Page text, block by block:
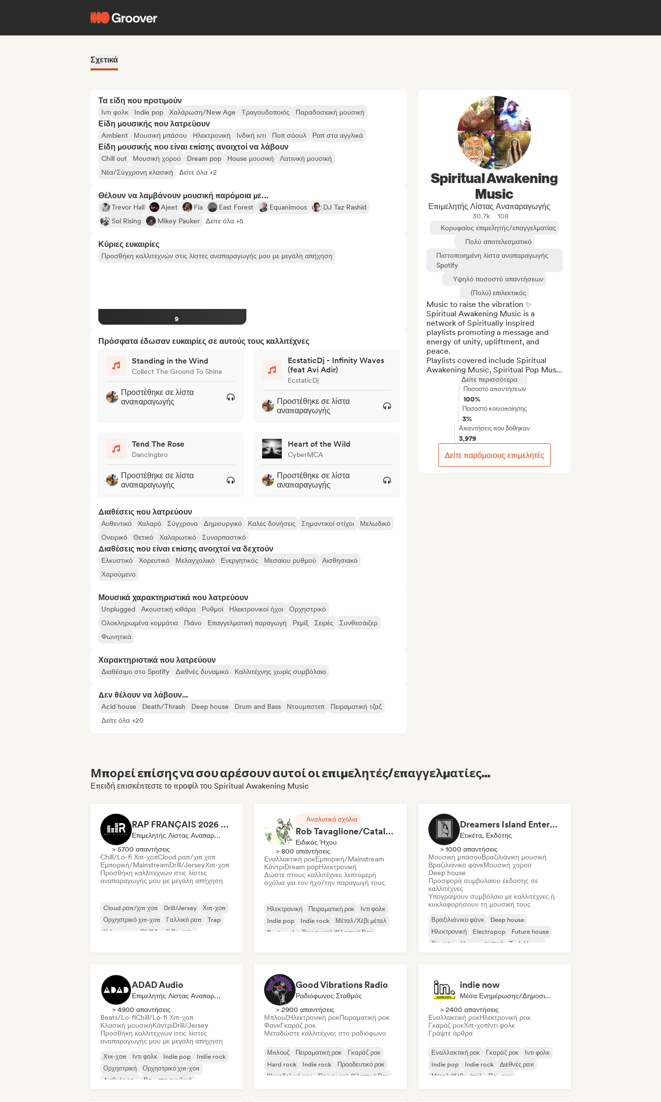
Σχετικά
Τα είδη που προτιμούν
Ιντι φολκ Indie pop Χαλάρωση/New Age Τραγουδοποιός Παραδοσιακή μουσική
Είδη μουσικής που λατρεύουν
Ambient Μουσική μπάσου Ηλεκτρονική Ινδική ιντι Ποπ σόουλ Ραπ στα αγγλικά
Είδη μουσικής που είναι επίσης ανοιχτοί να λάβουν
Chill out Μουσική χορού Dream pop House μουσική
Λατινική μουσική
Νέα/Σύγχρονη κλασική
Δείτε όλα +2
Θέλουν να λαμβάνουν μουσική παρόμοια με…
Trevor Hall Ajeet Fia East Forest Equanimous
DJ Taz Rashid
Sol Rising
Mikey Pauker Δείτε όλα +5
Κύριες ευκαιρίες
Προσθήκη καλλιτεχνών στις λίστες αναπαραγωγής μου με μεγάλη απήχηση
9
Πρόσφατα έδωσαν ευκαιρίες σε αυτούς τους καλλιτέχνες
Standing in the Wind
Collect The Ground To Shine
Προστέθηκε σε λίστα
αναπαραγωγής
EcstaticDj - Infinity Waves
(feat Avi Adir)
EcstaticDj
Προστέθηκε σε λίστα
αναπαραγωγής
Tend The Rose
Dancingbro
Προστέθηκε σε λίστα
αναπαραγωγής
Heart of the Wild
CyberMCA
Προστέθηκε σε λίστα
αναπαραγωγής
Διαθέσεις που λατρεύουν
Αυθεντικό Χαλαρό Σύγχρονο Δημιουργικό Καλές δονήσεις Σημαντικοί στίχοι
Μελωδικό
Ονειρικό
Θετικό Χαλαρωτικό Συναρπαστικό
Διαθέσεις που είναι επίσης ανοιχτοί να δεχτούν
Ελκυστικό Χορευτικό Μελαγχολικό Ενεργητικός Μεσαίου ρυθμού
Αισθησιακό
Χαρούμενο
Μουσικά χαρακτηριστικά που λατρεύουν
Unplugged Ακουστική κιθάρα Ρυθμοί Ηλεκτρονικοί ήχοι
Ορχηστρικό
Ολοκληρωμένα κομμάτια
Πιάνο Επαγγελματική παραγωγή Ρεμίξ Σειρές
Συνθεσάιζερ
Φωνητικά
Χαρακτηριστικά που λατρεύουν
Διαθέσιμο στο Spotify Διεθνές δυναμικό Καλλιτέχνης χωρίς συμβόλαιο
Δεν θέλουν να λάβουν...
Acid house Death/Thrash Deep house Drum and Bass Ντουμπστεπ
Πειραματική τζαζ
Δείτε όλα +20
Spiritual Awakening
Music
Επιμελητής Λίστας Αναπαραγωγής
30.7k
108
Κορυφαίος επιμελητής/επαγγελματίας
Πολύ αποτελεσματικό
Πιστοποιημένη λίστα αναπαραγωγής
Spotify
Υψηλό ποσοστό απαντήσεων
(Πολύ) επιλεκτικός
Music to raise the vibration ✨
Spiritual Awakening Music is a
network of Spiritually inspired
playlists promoting a message and
energy of unity, upliftment, and
peace.
Playlists covered include Spiritual
Awakening Music, Spiritual Pop Mus...
Δείτε περισσότερα
Ποσοστό απαντήσεων
100%
Ποσοστό κοινοποίησης
3%
Απαντήσεις που δόθηκαν
3,979
Δείτε παρόμοιους επιμελητές
Μπορεί επίσης να σου αρέσουν αυτοί οι επιμελητές/επαγγελματίες...
Επειδή επισκέπτεστε το προφίλ του Spiritual Awakening Music
RAP FRANÇAIS 2026 🔥🇫🇷 (Way Records)
Επιμελητής Λίστας Αναπαραγωγής
> 5700 απαντήσεις
Chill/Lo-fi Χιπ-χοπCloud ραπ/χιπ χοπ
Εμπορική/MainstreamDrill/JerseyΧιπ-χοπ
Προσθήκη καλλιτεχνών στις λίστες
αναπαραγωγής μου με μεγάλη απήχηση
Cloud ραπ/χιπ χοπ Drill/Jersey
Χιπ-χοπ
Ορχηστρικό χιπ-χοπ
Γαλλικό ραπ
Trap
Urban pop
Chill/Lo-fi Χιπ-χοπ
Αναλυτικά σχόλια
Rob Tavaglione/Catalyst Recording
Ειδικός Ήχου
> 800 απαντήσεις
Εναλλακτική ροκΕμπορική/Mainstream
ΚάντριDream popΗλεκτρονική
Δώστε στους καλλιτέχνες λεπτομερή
σχόλια για τον ήχο/την παραγωγή τους
Ηλεκτρονική Πειραματική ροκ
Ιντι φολκ
Indie pop
Indie rock
Μέταλ/Χέβι μέταλ
Post punk
Ροκ εν ρολ/Κλασικό Ροκ
Dreamers Island Entertainment
Ετικέτα, Εκδότης
> 1000 απαντήσεις
Μουσική μπάσουΒραζιλιάνικη μουσική
Βραζιλιάνικο φάνκΜουσική χορού
Deep house
Προσφορά συμβολαίου έκδοσης σε
καλλιτέχνες
Υπογράψουν συμβόλαιο με καλλιτέχνες ή
κυκλοφορήσουν τη μουσική τους
Βραζιλιάνικο φάνκ
Deep house
Ηλεκτρονική
Electropop
Future house
Χιπ-χοπ
House μουσική Tech House
ADAD Audio
Επιμελητής Λίστας Αναπαραγωγής
> 4900 απαντήσεις
Beats/Lo-fiChill/Lo-fi Χιπ-χοπ
Κλασική μουσικήΚάντριDrill/Jersey
Προσθήκη καλλιτεχνών στις λίστες
αναπαραγωγής μου με μεγάλη απήχηση
Χιπ-χοπ Ιντι φολκ Indie pop
Indie rock
Ορχηστρική
Ορχηστρικό χιπ-χοπ
Διεθνές ραπ
Ραπ στα αγγλικά
Good Vibrations Radio
Ραδιόφωνος Σταθμός
> 2900 απαντήσεις
ΜπλουζΗλεκτρονική ροκΠειραματική ροκ
ΦανκΓκαράζ ροκ
Μεταδώστε καλλιτέχνες στο ραδιόφωνο
Μπλουζ Πειραματική ροκ
Γκαράζ ροκ
Hard rock
Indie rock
Προοδευτικό ροκ
Ψυχεδελικό ροκ
Ροκ εν ρολ/Κλασικό Ροκ
indie now
Μέσα Ενημέρωσης/Δημοσιογράφος
> 2400 απαντήσεις
Εναλλακτική ροκΗλεκτρονική ροκ
Γκαράζ ροκΧιπ-χοπΙντι φολκ
Γράψτε άρθρα
Εναλλακτική ροκ Γκαράζ ροκ
Ιντι φολκ
Indie pop
Indie rock
Διεθνές ραπ
Μέταλ/Χέβι μέταλ
Ποπ ροκ